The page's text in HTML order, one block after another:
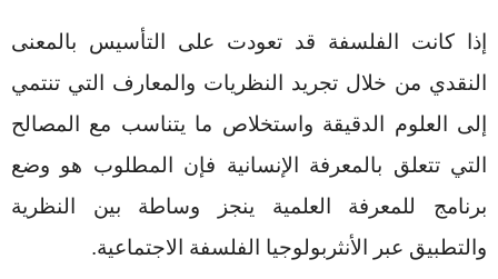
إذا كانت الفلسفة قد تعودت على التأسيس بالمعنى
النقدي من خلال تجريد النظريات والمعارف التي تنتمي
إلى العلوم الدقيقة واستخلاص ما يتناسب مع المصالح
التي تتعلق بالمعرفة الإنسانية فإن المطلوب هو وضع
برنامج للمعرفة العلمية ينجز وساطة بين النظرية
والتطبيق عبر الأنثربولوجيا الفلسفة الاجتماعية.